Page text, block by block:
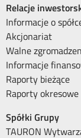
Relacje
Informacje o
Akcjonariat
Walne
Informacje
Raporty bieżące
Raporty okresowe
Spółki Grupy
TAURON